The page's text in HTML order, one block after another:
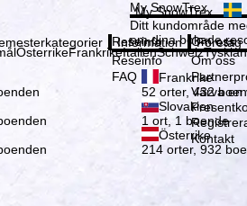
My SnowTrex
My SnowTrex
Ditt kundområde
om dina bokade
ÖsterrikeFrankrikeItalienSchweiz
Frankrike
52 orter, 432
Slovakien
1 ort, 1 boende
Österrike
214 orter, 932
Information
Reseinfo
Reseinfo
FAQ
Företag
Om oss
Om oss
Värva en
Kontakt